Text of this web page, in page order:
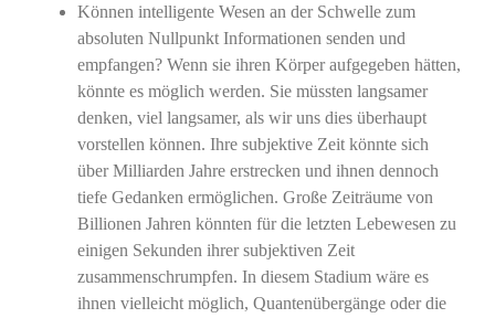
Können intelligente Wesen an der Schwelle zum
absoluten Nullpunkt Informationen senden und
empfangen? Wenn sie ihren Körper aufgegeben hätten,
könnte es möglich werden. Sie müssten langsamer
denken, viel langsamer, als wir uns dies überhaupt
vorstellen können. Ihre subjektive Zeit könnte sich
über Milliarden Jahre erstrecken und ihnen dennoch
tiefe Gedanken ermöglichen. Große Zeiträume von
Billionen Jahren könnten für die letzten Lebewesen zu
einigen Sekunden ihrer subjektiven Zeit
zusammenschrumpfen. In diesem Stadium wäre es
ihnen vielleicht möglich, Quantenübergänge oder die